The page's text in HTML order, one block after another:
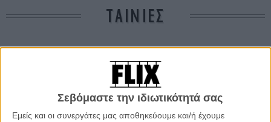
Σεβόμαστε την ιδιωτικότητά σας
Εμείς και οι συνεργάτες μας αποθηκεύουμε και/ή έχουμε
ΤΑΙΝΙΕΣ
Δε βρέθηκαν σχετικές κριτικές ταινιών.
ΑΡΘΡΑ